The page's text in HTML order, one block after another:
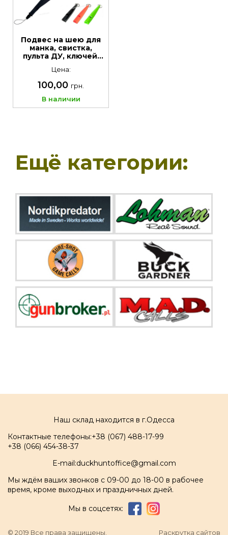
Подвес на шею для
манка, свистка,
пульта ДУ, ключей.
логотипом
Цена:
100,00 грн.
В наличии
Ещё категории:
Наш склад находится в г.Одесса
Контактные телефоны:+38 (067) 488-17-99
+38 (066) 454-38-37
E-mail:duckhuntoffice@gmail.com
Мы ждём ваших звонков с 09-00 до 18-00 в рабочее
время, кроме выходных и праздничных дней.
Мы в соцсетях:
© 2019 Все права защищены. Раскрутка сайтов